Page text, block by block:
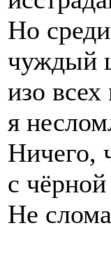
Но
чуждый
изо
я
Ничего,
с
Не
Не